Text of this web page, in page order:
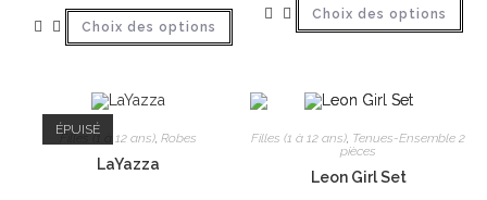
Choix des options
Choix des options
ÉPUISÉ
Filles (1 à 12 ans),Robes
LaYazza
Filles (1 à 12 ans), Tenues-Ensemble 2
pièces
Leon Girl Set